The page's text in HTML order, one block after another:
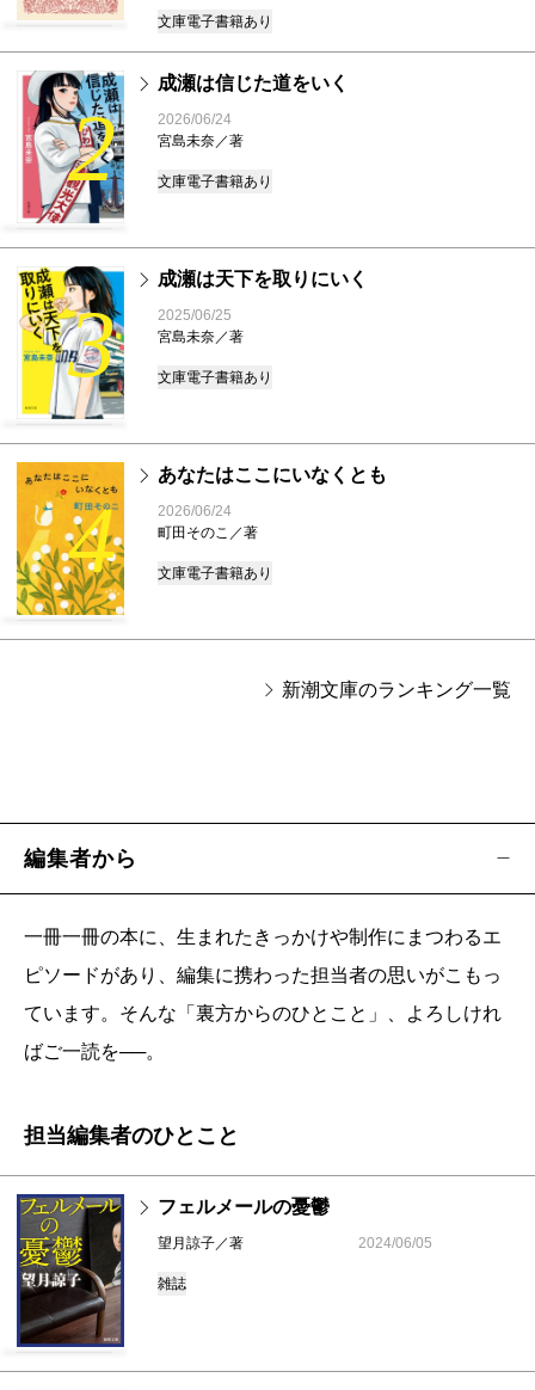
文庫電子書籍あり
2
成瀬は信じた道をいく
2026/06/24
宮島未奈／著
文庫電子書籍あり
3
成瀬は天下を取りにいく
2025/06/25
宮島未奈／著
文庫電子書籍あり
4
あなたはここにいなくとも
2026/06/24
町田そのこ／著
文庫電子書籍あり
新潮文庫のランキング一覧
編集者から
一冊一冊の本に、生まれたきっかけや制作にまつわるエ
ピソードがあり、編集に携わった担当者の思いがこもっ
ています。そんな「裏方からのひとこと」、よろしけれ
ばご一読を──。
担当編集者のひとこと
フェルメールの憂鬱
望月諒子／著 2024/06/05
雑誌